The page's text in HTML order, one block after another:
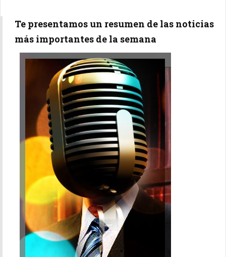
Te presentamos un resumen de las noticias
más importantes de la semana